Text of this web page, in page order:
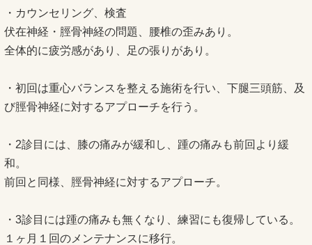
・カウンセリング、検査
伏在神経・脛骨神経の問題、腰椎の歪みあり。
全体的に疲労感があり、足の張りがあり。
・初回は重心バランスを整える施術を行い、下腿三頭筋、及
び脛骨神経に対するアプローチを行う。
・2診目には、膝の痛みが緩和し、踵の痛みも前回より緩
和。
前回と同様、脛骨神経に対するアプローチ。
・3診目には踵の痛みも無くなり、練習にも復帰している。
１ヶ月１回のメンテナンスに移行。